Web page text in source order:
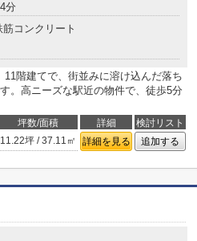
分
筋コンクリート
階建てで、街並みに溶け込んだ落ち
。高ニーズな駅近の物件で、徒歩5分
坪数/面積 詳細
検討リスト
11.22坪 / 37.11㎡ 詳細を見る 追加する